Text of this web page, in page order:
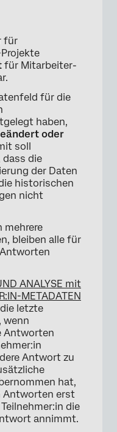
für
Projekte
für Mitarbeiter-
für die
haben,
oder
soll
dass die
der Daten
historischen
nicht
mehrere
bleiben alle für
ANALYSE mit
METADATEN
letzte
wenn
Antworten
Antwort zu
hat,
Antworten erst
die
annimmt.